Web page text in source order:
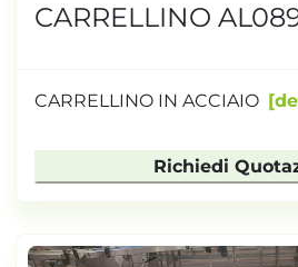
CARRELLINO
CARRELLINO IN ACCIAIO
Richiedi